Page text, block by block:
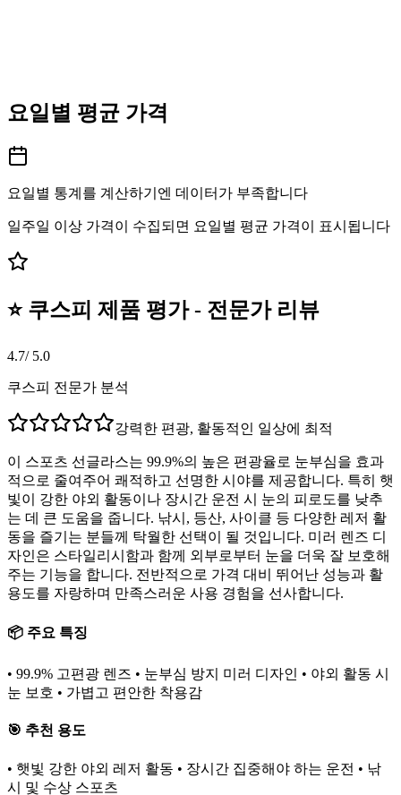
요일별 평균 가격
요일별 통계를 계산하기엔 데이터가 부족합니다
일주일 이상 가격이 수집되면 요일별 평균 가격이 표시됩니다
⭐ 쿠스피 제품 평가 - 전문가 리뷰
4.7/ 5.0
쿠스피 전문가 분석
강력한 편광, 활동적인 일상에 최적
이 스포츠 선글라스는 99.9%의 높은 편광율로 눈부심을 효과
적으로 줄여주어 쾌적하고 선명한 시야를 제공합니다. 특히 햇
빛이 강한 야외 활동이나 장시간 운전 시 눈의 피로도를 낮추
는 데 큰 도움을 줍니다. 낚시, 등산, 사이클 등 다양한 레저 활
동을 즐기는 분들께 탁월한 선택이 될 것입니다. 미러 렌즈 디
자인은 스타일리시함과 함께 외부로부터 눈을 더욱 잘 보호해
주는 기능을 합니다. 전반적으로 가격 대비 뛰어난 성능과 활
용도를 자랑하며 만족스러운 사용 경험을 선사합니다.
📦 주요 특징
• 99.9% 고편광 렌즈 • 눈부심 방지 미러 디자인 • 야외 활동 시
눈 보호 • 가볍고 편안한 착용감
🎯 추천 용도
• 햇빛 강한 야외 레저 활동 • 장시간 집중해야 하는 운전 • 낚
시 및 수상 스포츠